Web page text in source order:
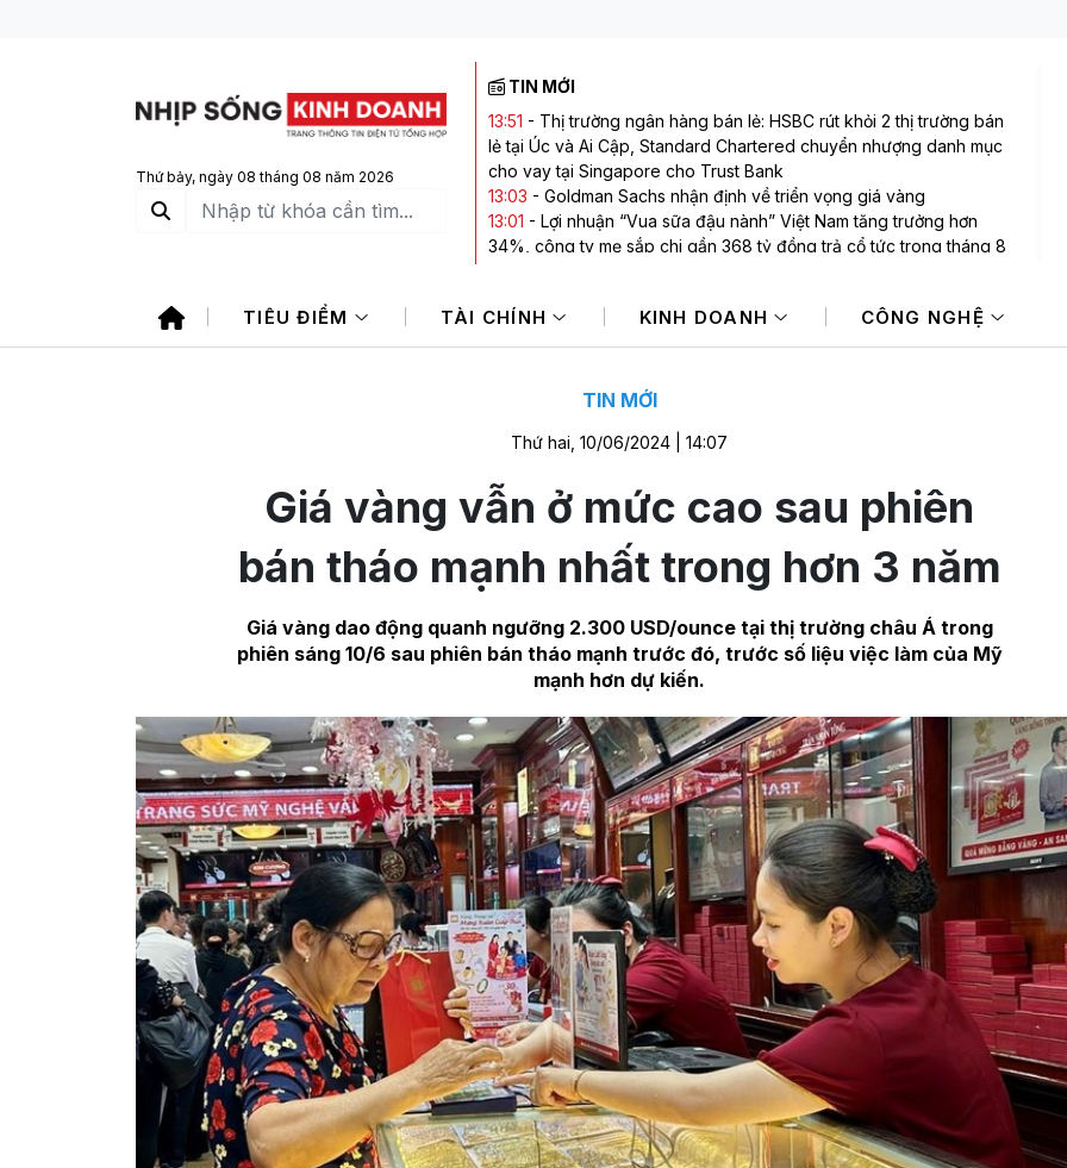
Thứ bảy, ngày 08 tháng 08 năm 2026
TIN MỚI
13:51 - Thị trường ngân hàng bán lẻ: HSBC rút khỏi 2 thị trường bán
lẻ tại Úc và Ai Cập, Standard Chartered chuyển nhượng danh mục
cho vay tại Singapore cho Trust Bank
13:03 - Goldman Sachs nhận định về triển vọng giá vàng
13:01 - Lợi nhuận “Vua sữa đậu nành” Việt Nam tăng trưởng hơn
34%, công ty mẹ sắp chi gần 368 tỷ đồng trả cổ tức trong tháng 8
Hormuz vẫn đóng
11:26-Chứng khoán Mỹ lập kỷ lục mới khi dữ liệu việc làm yếu làm
TIÊU ĐIỂM TÀI CHÍNH KINH DOANH CÔNG NGHỆ
TIN MỚI
Thứ hai, 10/06/2024 | 14:07
Giá vàng vẫn ở mức cao sau phiên
bán tháo mạnh nhất trong hơn 3 năm
Giá vàng dao động quanh ngưỡng 2.300 USD/ounce tại thị trường châu Á trong
phiên sáng 10/6 sau phiên bán tháo mạnh trước đó, trước số liệu việc làm của Mỹ
mạnh hơn dự kiến.